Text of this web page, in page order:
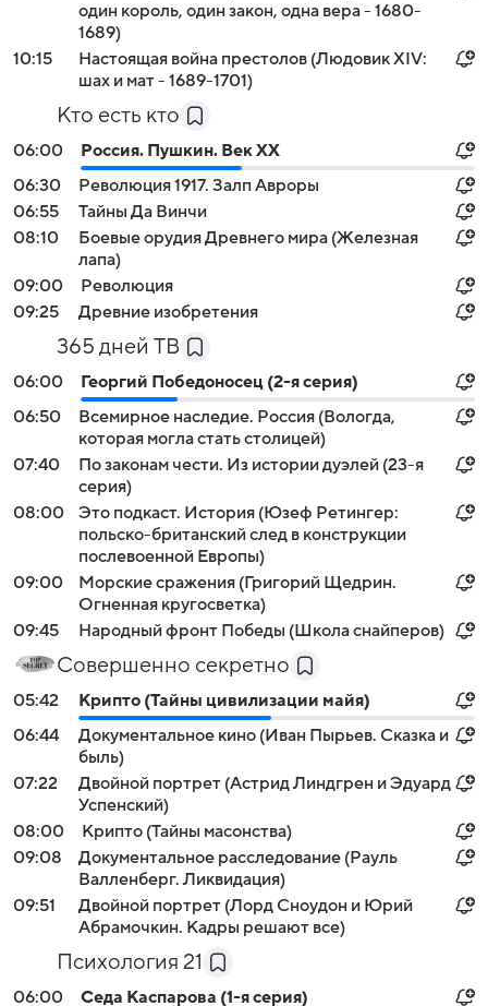
один король, один закон, одна вера - 1680-
1689)
10:15
Настоящая война престолов (Людовик XIV:
шах и мат - 1689-1701)
Кто есть кто
06:00
Россия. Пушкин. Век XX
06:30
Революция 1917. Залп Авроры
06:55
Тайны Да Винчи
08:10
Боевые орудия Древнего мира (Железная
лапа)
09:00
Революция
09:25
Древние изобретения
365 дней ТВ
06:00
Георгий Победоносец (2-я серия)
06:50
Всемирное наследие. Россия (Вологда,
которая могла стать столицей)
07:40
По законам чести. Из истории дуэлей (23-я
серия)
08:00
Это подкаст. История (Юзеф Ретингер:
польско-британский след в конструкции
послевоенной Европы)
09:00
Морские сражения (Григорий Щедрин.
Огненная кругосветка)
09:45
Народный фронт Победы (Школа снайперов)
Совершенно секретно
05:42
Крипто (Тайны цивилизации майя)
06:44
Документальное кино (Иван Пырьев. Сказка и
быль)
07:22
Двойной портрет (Астрид Линдгрен и Эдуард
Успенский)
08:00
Крипто (Тайны масонства)
09:08
Документальное расследование (Рауль
Валленберг. Ликвидация)
09:51
Двойной портрет (Лорд Сноудон и Юрий
Абрамочкин. Кадры решают все)
Психология 21
06:00
Седа Каспарова (1-я серия)